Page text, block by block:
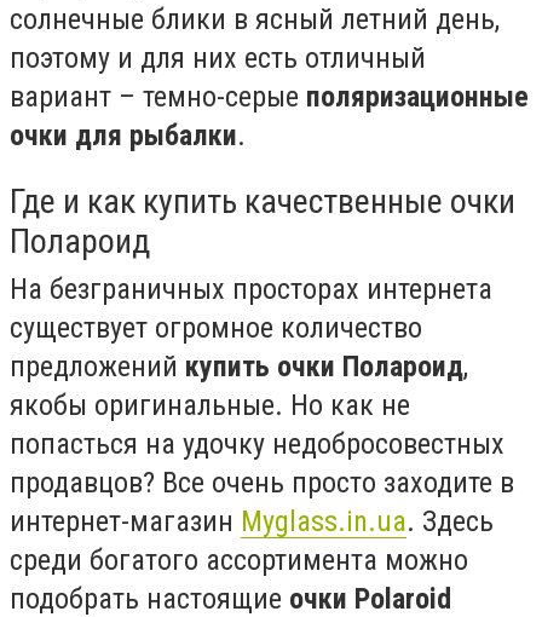
солнечные блики в ясный летний день,
поэтому и для них есть отличный
вариант – темно-серые поляризационные
очки для рыбалки.
Где и как купить качественные очки
Полароид
На безграничных просторах интернета
существует огромное количество
предложений купить очки Полароид,
якобы оригинальные. Но как не
попасться на удочку недобросовестных
продавцов? Все очень просто заходите в
интернет-магазин Myglass.in.ua. Здесь
среди богатого ассортимента можно
подобрать настоящие очки Polaroid